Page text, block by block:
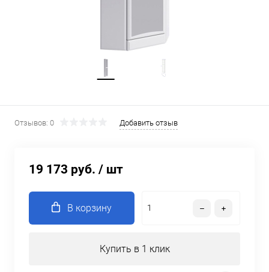
Отзывов: 0 Добавить отзыв
19 173 руб. / шт
В корзину
Купить в 1 клик